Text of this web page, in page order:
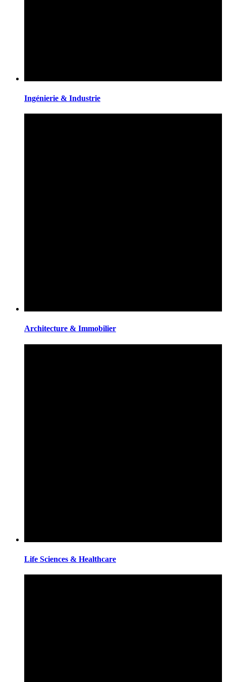
Ingénierie & Industrie
Architecture & Immobilier
Life Sciences & Healthcare